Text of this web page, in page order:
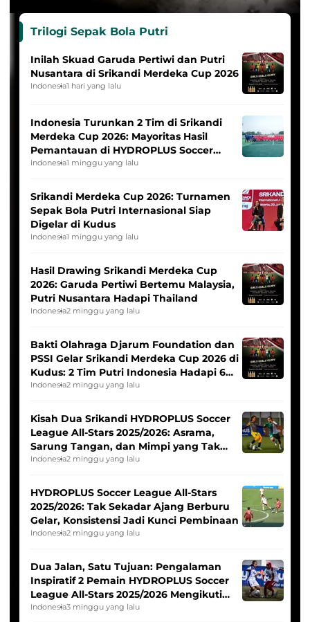
Trilogi Sepak Bola Putri
Inilah Skuad Garuda Pertiwi dan Putri
Nusantara di Srikandi Merdeka Cup 2026
Indonesia1 hari yang lalu
Indonesia Turunkan 2 Tim di Srikandi
Merdeka Cup 2026: Mayoritas Hasil
Pemantauan di HYDROPLUS Soccer
League
Indonesia1 minggu yang lalu
Srikandi Merdeka Cup 2026: Turnamen
Sepak Bola Putri Internasional Siap
Digelar di Kudus
Indonesia1 minggu yang lalu
Hasil Drawing Srikandi Merdeka Cup
2026: Garuda Pertiwi Bertemu Malaysia,
Putri Nusantara Hadapi Thailand
Indonesia2 minggu yang lalu
Bakti Olahraga Djarum Foundation dan
PSSI Gelar Srikandi Merdeka Cup 2026 di
Kudus: 2 Tim Putri Indonesia Hadapi 6
Tim Asia
Indonesia2 minggu yang lalu
Kisah Dua Srikandi HYDROPLUS Soccer
League All-Stars 2025/2026: Asrama,
Sarung Tangan, dan Mimpi yang Tak
Pernah Padam
Indonesia2 minggu yang lalu
HYDROPLUS Soccer League All-Stars
2025/2026: Tak Sekadar Ajang Berburu
Gelar, Konsistensi Jadi Kunci Pembinaan
Indonesia2 minggu yang lalu
Dua Jalan, Satu Tujuan: Pengalaman
Inspiratif 2 Pemain HYDROPLUS Soccer
League All-Stars 2025/2026 Mengikuti
Seleksi Timnas Indonesia Putri
Indonesia3 minggu yang lalu